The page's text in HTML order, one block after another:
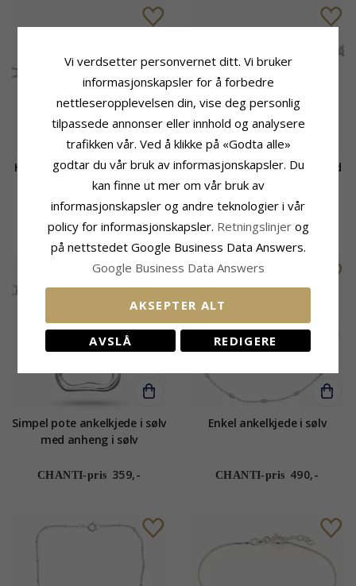
Hjerte ankelkjede i sølv med
hjerteanheng i sølv
455,-
Hjerte ankelkjede i sølv med
hjerteanheng i sølv
Simpel pote ankelkjede i sølv
med anheng i sølv
CHANTI-pris 359,-
Enkel ankelkjede i sølv
CHANTI-pris 490,-
Vi verdsetter personvernet ditt. Vi bruker
informasjonskapsler for å forbedre
nettleseropplevelsen din, vise deg personlig
tilpassede annonser eller innhold og analysere
trafikken vår. Ved å klikke på «Godta alle»
godtar du vår bruk av informasjonskapsler. Du
kan finne ut mer om vår bruk av
informasjonskapsler og andre teknologier i vår
policy for informasjonskapsler. Retningslinjer og
på nettstedet Google Business Data Answers.
Google Business Data Answers
AKSEPTER ALT
AVSLÅ REDIGERE